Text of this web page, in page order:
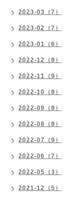
2023-03（7）
2023-02（7）
2023-01（6）
2022-12（8）
2022-11（9）
2022-10（8）
2022-09（8）
2022-08（8）
2022-07（9）
2022-06（7）
2022-05（3）
2021-12（5）